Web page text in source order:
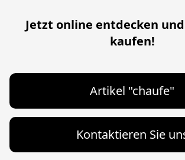
Jetzt online entdecken
kaufen!
Artikel "chaufe"
Kontaktieren Sie